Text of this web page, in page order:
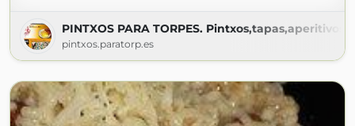
PINTXOS PARA TORPES.
pintxos.paratorp.es